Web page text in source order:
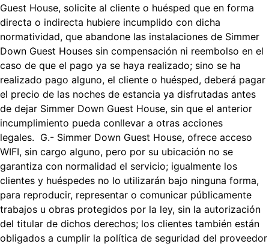
Guest House, solicite al cliente o huésped que en forma
directa o indirecta hubiere incumplido con dicha
normatividad, que abandone las instalaciones de Simmer
Down Guest Houses sin compensación ni reembolso en el
caso de que el pago ya se haya realizado; sino se ha
realizado pago alguno, el cliente o huésped, deberá pagar
el precio de las noches de estancia ya disfrutadas antes
de dejar Simmer Down Guest House, sin que el anterior
incumplimiento pueda conllevar a otras acciones
legales. G.- Simmer Down Guest House, ofrece acceso
WIFI, sin cargo alguno, pero por su ubicación no se
garantiza con normalidad el servicio; igualmente los
clientes y huéspedes no lo utilizarán bajo ninguna forma,
para reproducir, representar o comunicar públicamente
trabajos u obras protegidos por la ley, sin la autorización
del titular de dichos derechos; los clientes también están
obligados a cumplir la política de seguridad del proveedor